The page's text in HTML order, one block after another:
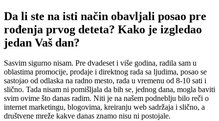
Da li ste na isti način obavljali posao pre
rođenja prvog deteta? Kako je izgledao
jedan Vaš dan?
Sasvim sigurno nisam. Pre dvadeset i više godina, radila sam u
oblastima promocije, prodaje i direktnog rada sa ljudima, posao se
sastojao od odlaska na radno mesto, rada u vremenu od 8-10 sati i
slično. Tada nisam ni pomišljala da bih se, jednog dana, mogla baviti
svim ovime što danas radim. Niti je na našem podneblju bilo reči o
internet marketingu, blogovima, kreiranju web sadržaja i slično, a
društvene mreže kakve danas znamo nisu ni postojale.